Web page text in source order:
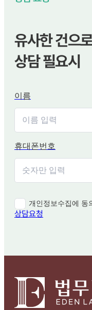
유사한 건으
상담 필요시
이름
휴대폰번호
개인정보수집에 동
상담요청